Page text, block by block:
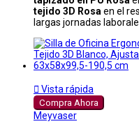
tejido 3D Rosa en el
largas jornadas
 Vista rápida
Compra Ahora
Meyvaser